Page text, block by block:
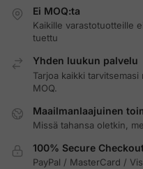
Ei MOQ:ta
Kaikille varastotuotteille
tuettu
Yhden luukun palvelu
Tarjoa kaikki
MOQ.
Maailmanlaajuinen
Missä tahansa oletkin,
100% Secure
PayPal / MasterCard /